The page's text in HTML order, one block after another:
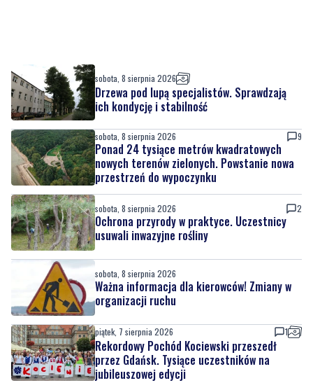
sobota, 8 sierpnia 2026
Drzewa pod lupą specjalistów. Sprawdzają
ich kondycję i stabilność
sobota, 8 sierpnia 2026 9
Ponad 24 tysiące metrów kwadratowych
nowych terenów zielonych. Powstanie nowa
przestrzeń do wypoczynku
sobota, 8 sierpnia 2026 2
Ochrona przyrody w praktyce. Uczestnicy
usuwali inwazyjne rośliny
sobota, 8 sierpnia 2026
Ważna informacja dla kierowców! Zmiany w
organizacji ruchu
piątek, 7 sierpnia 2026 1
Rekordowy Pochód Kociewski przeszedł
przez Gdańsk. Tysiące uczestników na
jubileuszowej edycji